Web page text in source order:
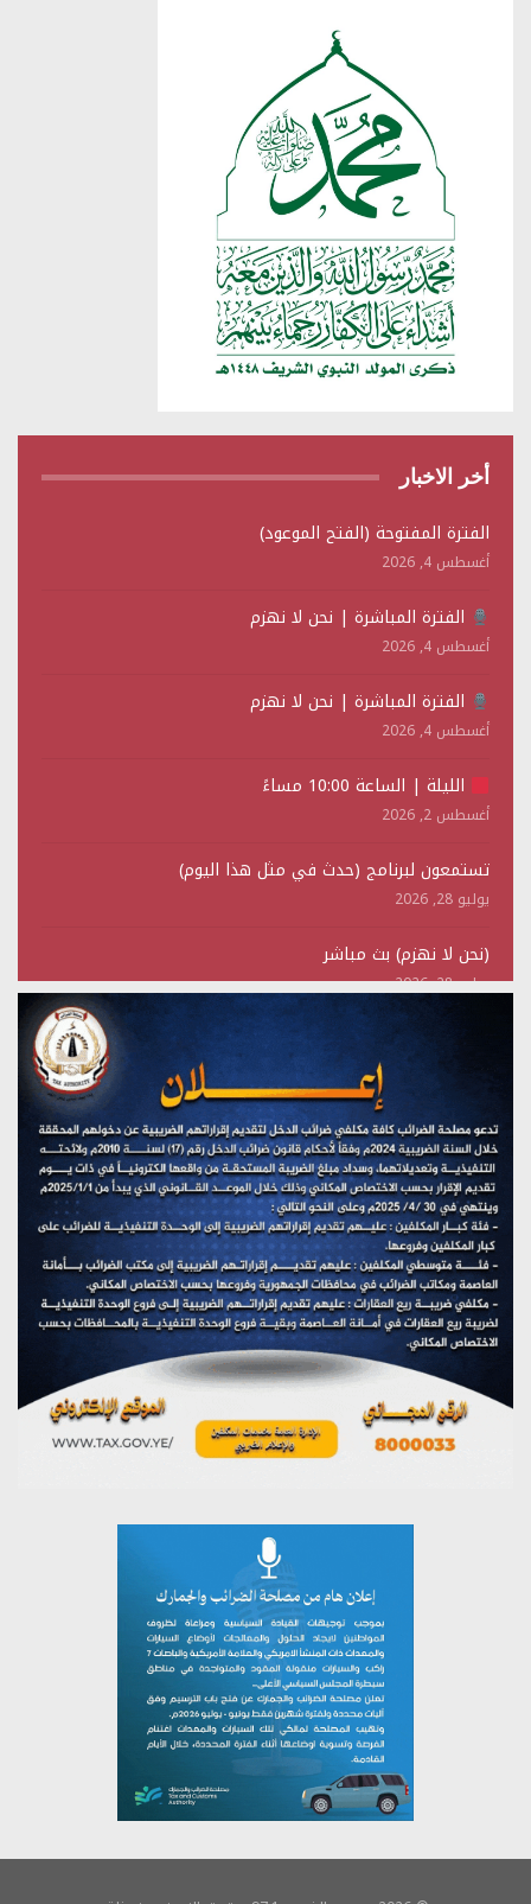
أخر الاخبار
الفترة المفتوحة (الفتح الموعود)
أغسطس 4, 2026
الفترة المباشرة | نحن لا نهزم
أغسطس 4, 2026
الفترة المباشرة | نحن لا نهزم
أغسطس 4, 2026
الليلة | الساعة 10:00 مساءً
أغسطس 2, 2026
تستمعون لبرنامج (حدث في مثل هذا اليوم)
يوليو 28, 2026
(نحن لا نهزم) بث مباشر
يوليو 28, 2026
تستمعون لبرنامج (هندسة الوهم)
مؤتمر صحفي لمركز عين الإنسانية حول جرائم تحالف العدوان
على اليمن
يوليو 27, 2026
تستمعون لبرنامج (مع السيد القائد)
يوليو 26, 2026
تستمعون لبرنامج (خبر وعلم)
يوليو 26, 2026